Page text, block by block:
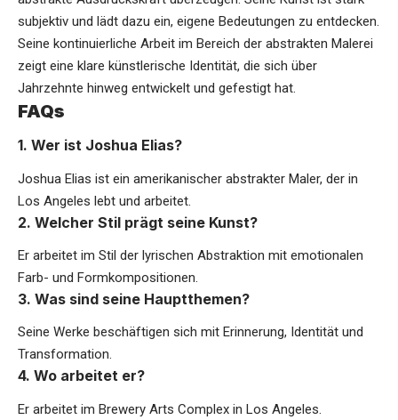
subjektiv und lädt dazu ein, eigene Bedeutungen zu entdecken.
Seine kontinuierliche Arbeit im Bereich der abstrakten Malerei
zeigt eine klare künstlerische Identität, die sich über
Jahrzehnte hinweg entwickelt und gefestigt hat.
FAQs
1. Wer ist Joshua Elias?
Joshua Elias ist ein amerikanischer abstrakter Maler, der in
Los Angeles lebt und arbeitet.
2. Welcher Stil prägt seine Kunst?
Er arbeitet im Stil der lyrischen Abstraktion mit emotionalen
Farb- und Formkompositionen.
3. Was sind seine Hauptthemen?
Seine Werke beschäftigen sich mit Erinnerung, Identität und
Transformation.
4. Wo arbeitet er?
Er arbeitet im Brewery Arts Complex in Los Angeles.